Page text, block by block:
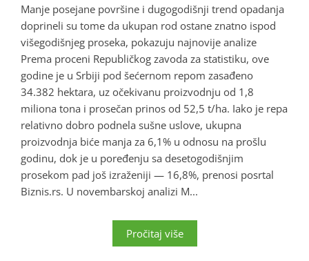
Manje posejane površine i dugogodišnji trend opadanja
doprineli su tome da ukupan rod ostane znatno ispod
višegodišnjeg proseka, pokazuju najnovije analize
Prema proceni Republičkog zavoda za statistiku, ove
godine je u Srbiji pod šećernom repom zasađeno
34.382 hektara, uz očekivanu proizvodnju od 1,8
miliona tona i prosečan prinos od 52,5 t/ha. Iako je repa
relativno dobro podnela sušne uslove, ukupna
proizvodnja biće manja za 6,1% u odnosu na prošlu
godinu, dok je u poređenju sa desetogodišnjim
prosekom pad još izraženiji — 16,8%, prenosi posrtal
Biznis.rs. U novembarskoj analizi M...
Pročitaj više